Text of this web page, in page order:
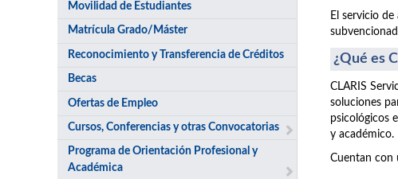
Movilidad de Estudiantes
Matrícula Grado/Máster
Reconocimiento y Transferencia de Créditos
Becas
Ofertas de Empleo
Cursos, Conferencias y otras Convocatorias
Programa de Orientación Profesional y
Académica
El servicio
¿Qué es
CLARIS
soluciones
psicológicos
y académico.
Cuentan con